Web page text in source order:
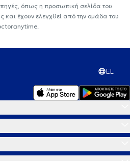
όπως η προσωπική σελίδα του
και έχουν ελεγχθεί από την ομάδα του
EL